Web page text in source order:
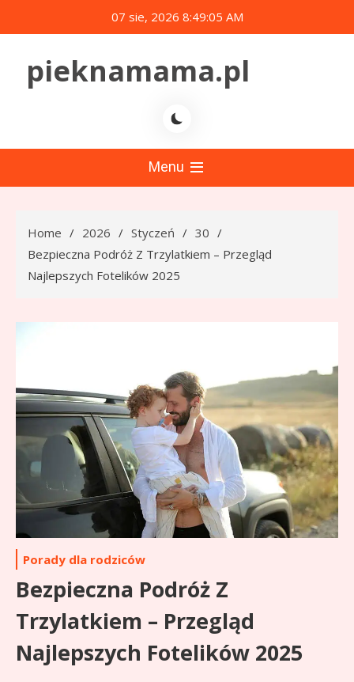
to
07 sie, 2026 8:49:06 AM
pieknamama.pl
Menu
Home 2026 Styczeń
30
Bezpieczna Podróż Z Trzylatkiem – Przegląd
Najlepszych Fotelików 2025
Porady dla rodziców
Bezpieczna Podróż Z
Trzylatkiem – Przegląd
Najlepszych Fotelików 2025